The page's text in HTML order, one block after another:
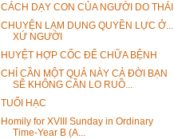
CÁCH DẠY CON CỦA NGƯỜI DO THÁI
CHUYỆN LẠM DỤNG QUYỀN LỰC Ở...
XỨ NGƯỜI
HUYỆT HỢP CỐC ĐỂ CHỮA BỆNH
CHỈ CẦN MỘT QUẢ NÀY CẢ ĐỜI BẠN
SẼ KHÔNG CẦN LO RUỒ...
TUỔI HẠC
Homily for XVIII Sunday in Ordinary
Time-Year B (A...